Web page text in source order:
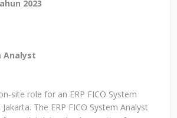
2023
Analyst
site role for an ERP FICO System
The ERP FICO System Analyst